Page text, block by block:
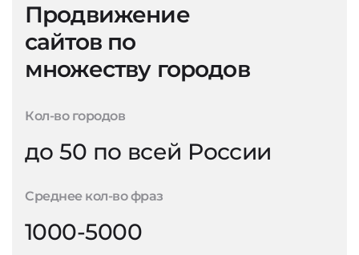
Продвижение
сайтов по
множеству городов
Кол-во городов
до 50 по всей России
Среднее кол-во фраз
1000-5000